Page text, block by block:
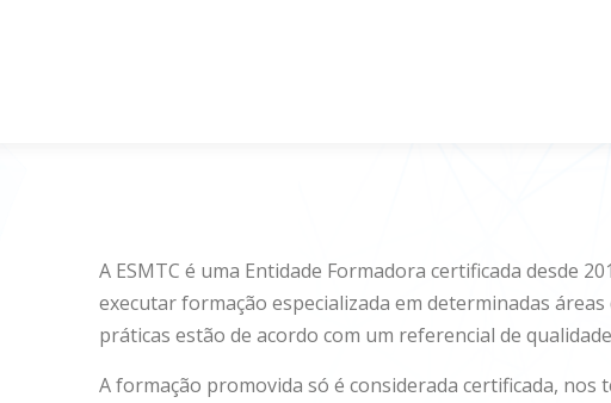
A ESMTC é uma Entidade Formadora certificada desde
executar formação especializada em determinadas
práticas estão de acordo com um referencial de
A formação promovida só é considerada certificada, nos